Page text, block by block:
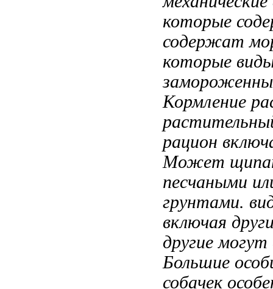
которые
содержат
которые
Кормление
рацион
Может
песчаными
грунтами.
включая
другие могут
Большие
собачек